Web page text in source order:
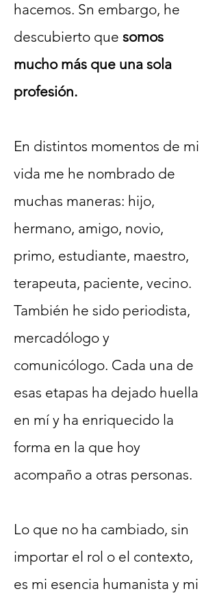
hacemos. Sn embargo, he
descubierto que somos
mucho más que una sola
profesión.
En distintos momentos de mi
vida me he nombrado de
muchas maneras: hijo,
hermano, amigo, novio,
primo, estudiante, maestro,
terapeuta, paciente, vecino.
También he sido periodista,
mercadólogo y
comunicólogo. Cada una de
esas etapas ha dejado huella
en mí y ha enriquecido la
forma en la que hoy
acompaño a otras personas.
Lo que no ha cambiado, sin
importar el rol o el contexto,
es mi esencia humanista y mi